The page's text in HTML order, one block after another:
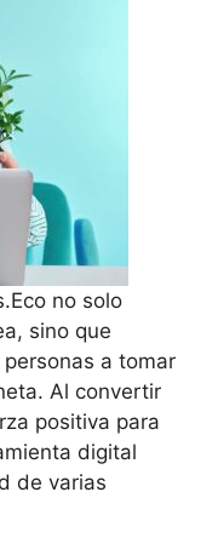
no solo
sino que
a tomar
Al convertir
positiva para
digital
de varias